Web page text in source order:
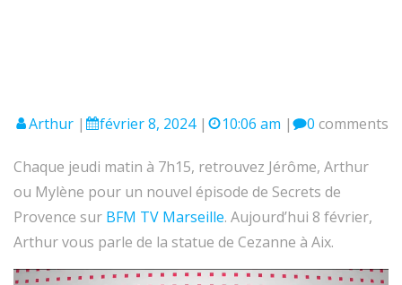
Arthur | février 8, 2024 | 10:06 am | 0 comments
Chaque jeudi matin à 7h15, retrouvez Jérôme, Arthur
ou Mylène pour un nouvel épisode de Secrets de
Provence sur BFM TV Marseille. Aujourd’hui 8 février,
Arthur vous parle de la statue de Cezanne à Aix.